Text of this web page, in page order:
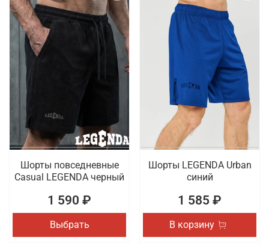
Шорты повседневные
Casual LEGENDA черный
1 590 ₽
Выбрать
Шорты LEGENDA Urban
синий
1 585 ₽
В корзину